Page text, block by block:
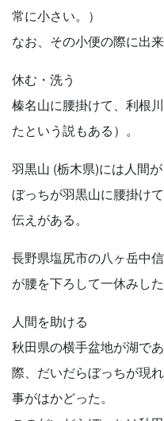
常に小さい。）
なお、その小便の際に出
休む・洗う
榛名山に腰掛けて、利根
たという説もある）。
羽黒山 (栃木県)には人間
ぼっちが羽黒山に腰掛け
伝えがある。
長野県塩尻市の八ヶ岳中
が腰を下ろして一休みし
人間を助ける
秋田県の横手盆地が湖で
際、だいだらぼっちが現
事がはかどった。